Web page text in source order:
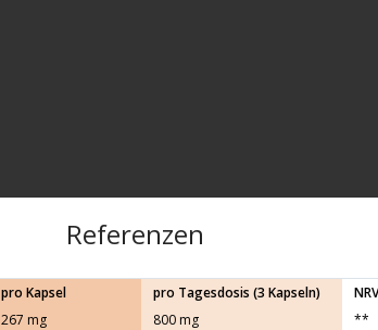
Referenzen
pro Kapsel pro Tagesdosis (3 Kapseln)
267 mg 800 mg
**